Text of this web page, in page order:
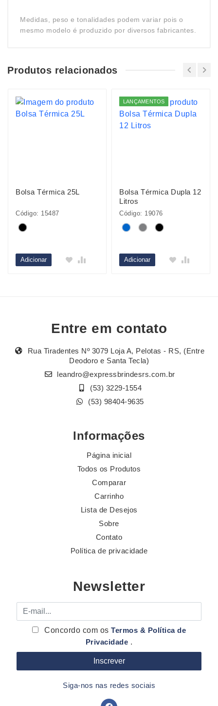
Medidas, peso e tonalidades podem variar pois o
mesmo modelo é produzido por diversos fabricantes.
Produtos relacionados
Bolsa Térmica 25L
Código: 15487
Adicionar
LANÇAMENTOS
Bolsa Térmica Dupla 12
Litros
Código: 19076
Adicionar
Entre em contato
Rua Tiradentes Nº 3079 Loja A, Pelotas - RS, (Entre
Deodoro e Santa Tecla)
leandro@expressbrindesrs.com.br
(53) 3229-1554
(53) 98404-9635
Informações
Página inicial
Todos os Produtos
Comparar
Carrinho
Lista de Desejos
Sobre
Contato
Política de privacidade
Newsletter
E-mail
Concordo com osTermos & Política de
Privacidade .
Siga-nos nas redes sociais